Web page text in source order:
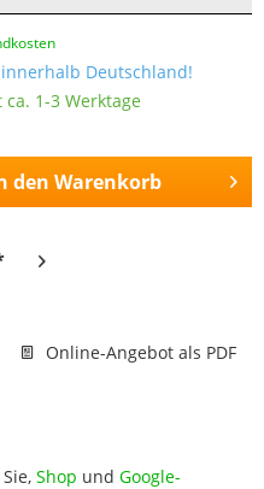
Deutschland!
1-3 Werktage
den Warenkorb
Online-Angebot als PDF
Shop und Google-